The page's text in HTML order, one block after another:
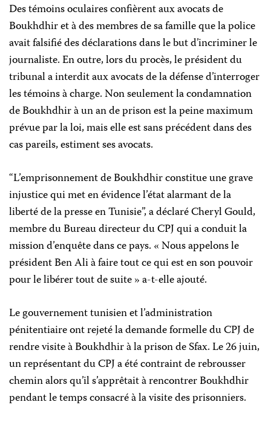
Des témoins oculaires confièrent aux avocats de
Boukhdhir et à des membres de sa famille que la police
avait falsifié des déclarations dans le but d’incriminer le
journaliste. En outre, lors du procès, le président du
tribunal a interdit aux avocats de la défense d’interroger
les témoins à charge. Non seulement la condamnation
de Boukhdhir à un an de prison est la peine maximum
prévue par la loi, mais elle est sans précédent dans des
cas pareils, estiment ses avocats.
“L’emprisonnement de Boukhdhir constitue une grave
injustice qui met en évidence l’état alarmant de la
liberté de la presse en Tunisie”, a déclaré Cheryl Gould,
membre du Bureau directeur du CPJ qui a conduit la
mission d’enquête dans ce pays. « Nous appelons le
président Ben Ali à faire tout ce qui est en son pouvoir
pour le libérer tout de suite » a-t-elle ajouté.
Le gouvernement tunisien et l’administration
pénitentiaire ont rejeté la demande formelle du CPJ de
rendre visite à Boukhdhir à la prison de Sfax. Le 26 juin,
un représentant du CPJ a été contraint de rebrousser
chemin alors qu’il s’apprêtait à rencontrer Boukhdhir
pendant le temps consacré à la visite des prisonniers.